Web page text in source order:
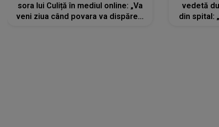
sora lui Culiță în mediul online: „Va
veni ziua când povara va dispărea,
vedetă
din spital: